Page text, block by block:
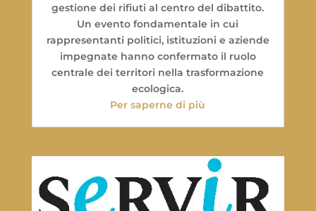
gestione dei rifiuti al centro del dibattito.
Un evento fondamentale in cui
rappresentanti politici, istituzioni e aziende
impegnate hanno confermato il ruolo
centrale dei territori nella trasformazione
ecologica.
Per saperne di più